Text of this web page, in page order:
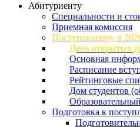
Абитуриенту
Специальности и
Приемная комиссия
Поступающему в
День открытых
Основная
Расписание
Рейтинговые
Дом студентов
Подготовка к